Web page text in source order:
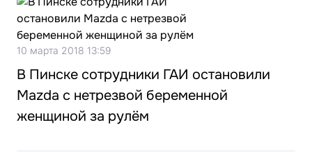
10 марта 2018 13:59
В Пинске сотрудники ГАИ остановили
Mazda с нетрезвой беременной
женщиной за рулём